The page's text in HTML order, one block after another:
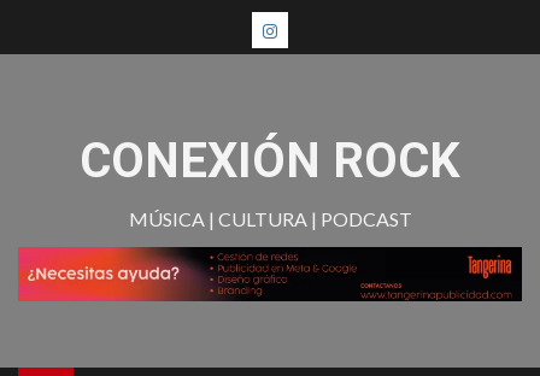
CONEXIÓN ROCK
MÚSICA | CULTURA | PODCAST